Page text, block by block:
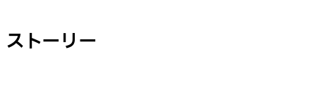
ストーリー